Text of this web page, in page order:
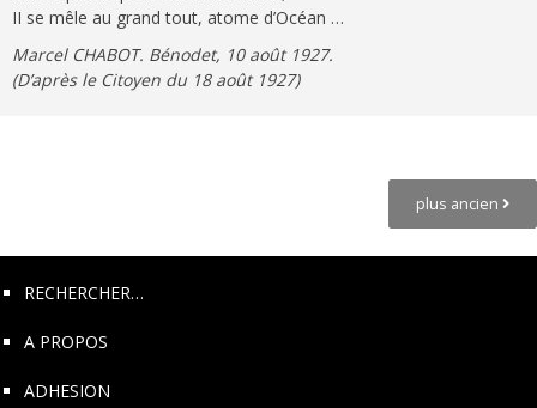
II se mêle au grand tout, atome d’Océan …
Marcel CHABOT. Bénodet, 10 août 1927.
(D’après le Citoyen du 18 août 1927)
plus ancien
RECHERCHER…
A PROPOS
ADHESION